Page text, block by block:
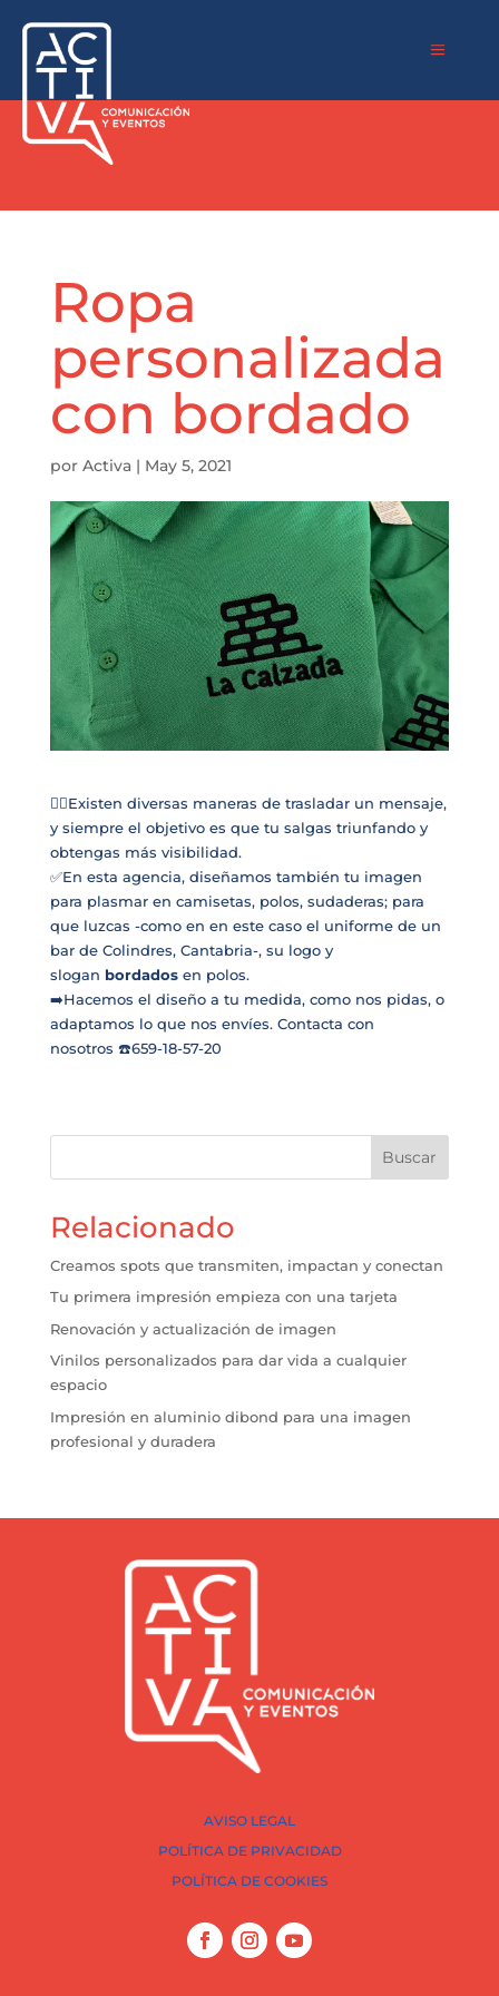
a
Ropa
personalizada
con bordado
por Activa| May 5, 2021
👉🏻Existen diversas maneras de trasladar un mensaje,
y siempre el objetivo es que tu salgas triunfando y
obtengas más visibilidad.
✅En esta agencia, diseñamos también tu imagen
para plasmar en camisetas, polos, sudaderas; para
que luzcas -como en en este caso el uniforme de un
bar de Colindres, Cantabria-, su logo y
slogan bordadosen polos.
➡️Hacemos el diseño a tu medida, como nos pidas, o
adaptamos lo que nos envíes. Contacta con
nosotros ☎️659-18-57-20
Buscar
Relacionado
Creamos spots que transmiten, impactan y conectan
Tu primera impresión empieza con una tarjeta
Renovación y actualización de imagen
Vinilos personalizados para dar vida a cualquier
espacio
Impresión en aluminio dibond para una imagen
profesional y duradera
AVISO LEGAL
POLÍTICA DE PRIVACIDAD
POLÍTICA DE COOKIES